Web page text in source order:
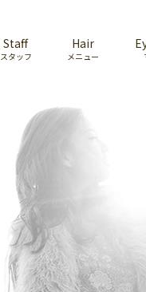
Staff
スタッフ
Hair
メニュー